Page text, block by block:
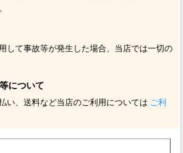
して事故等が発生した場合、当店では一切の
について
い、送料など当店のご利用については ご利